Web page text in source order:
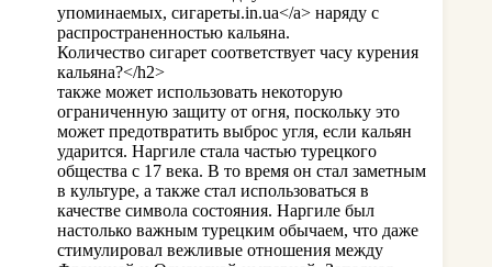
упоминаемых, сигареты.in.ua</a> наряду с
распространенностью кальяна.
Количество сигарет соответствует часу курения
кальяна?</h2>
также может использовать некоторую
ограниченную защиту от огня, поскольку это
может предотвратить выброс угля, если кальян
ударится. Наргиле стала частью турецкого
общества с 17 века. В то время он стал заметным
в культуре, а также стал использоваться в
качестве символа состояния. Наргиле был
настолько важным турецким обычаем, что даже
стимулировал вежливые отношения между